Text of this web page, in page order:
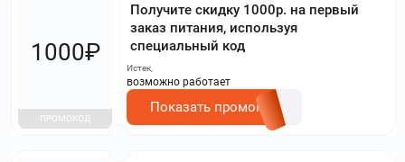
Получите скидку 1000р. на первый
заказ питания, используя
специальный код
1000₽
ПРОМОКОД
Истек,
возможно работает
Показать промокод